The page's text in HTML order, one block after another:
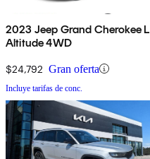
2023 Jeep Grand Cherokee L
Altitude 4WD
$24,792 Gran oferta
Incluye tarifas de conc.